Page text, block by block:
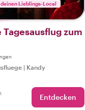
Lieblings-Local
zum
| Kandy
Entdecken